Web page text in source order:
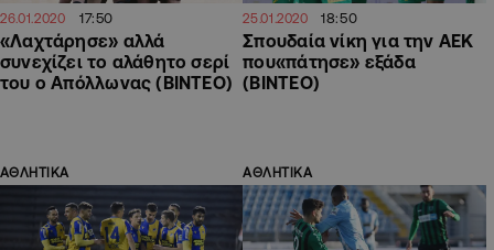
26.01.2020 17:50
«Λαχτάρησε» αλλά
συνεχίζει το αλάθητο σερί
του ο Απόλλωνας (ΒΙΝΤΕΟ)
25.01.2020 18:50
Σπουδαία νίκη για την ΑΕΚ
που«πάτησε» εξάδα
(ΒΙΝΤΕΟ)
ΑΘΛΗΤΙΚΑ ΑΘΛΗΤΙΚΑ